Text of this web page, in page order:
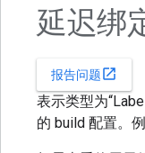
延迟绑
报告问题open_in_new
表示类型为
的 build 配置。